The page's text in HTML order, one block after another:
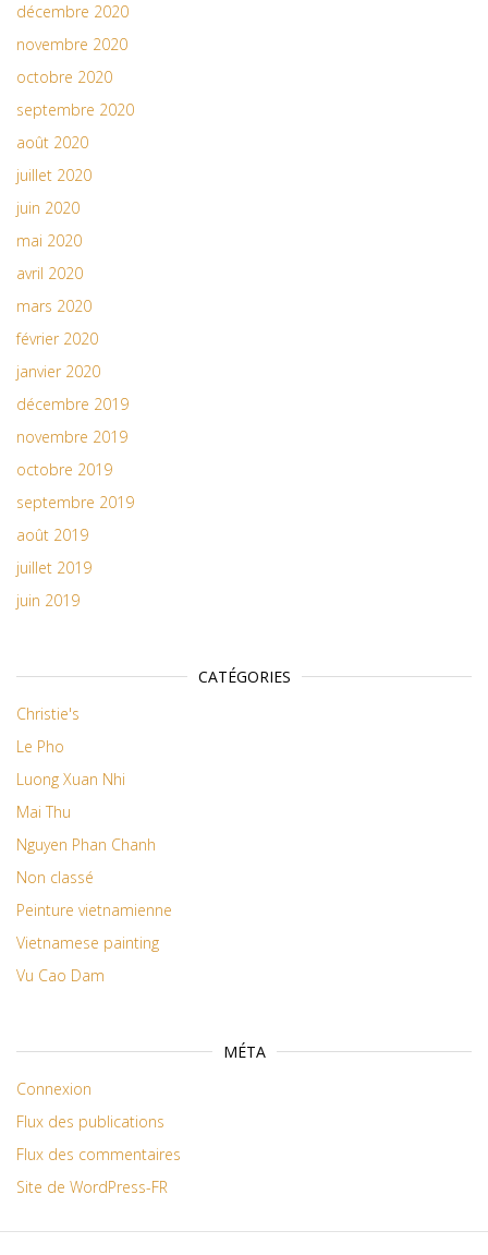
décembre 2020
novembre 2020
octobre 2020
septembre 2020
août 2020
juillet 2020
juin 2020
mai 2020
avril 2020
mars 2020
février 2020
janvier 2020
décembre 2019
novembre 2019
octobre 2019
septembre 2019
août 2019
juillet 2019
juin 2019
CATÉGORIES
Christie's
Le Pho
Luong Xuan Nhi
Mai Thu
Nguyen Phan Chanh
Non classé
Peinture vietnamienne
Vietnamese painting
Vu Cao Dam
MÉTA
Connexion
Flux des publications
Flux des commentaires
Site de WordPress-FR